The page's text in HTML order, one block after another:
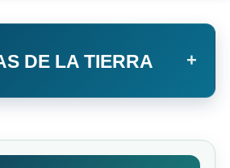
DE LA TIERRA +